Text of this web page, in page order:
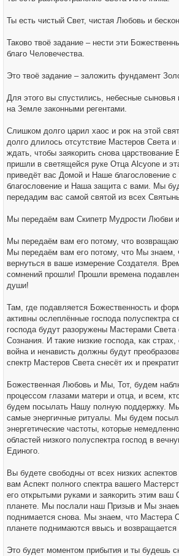
Ты есть чистый Свет, чистая Любовь и
Таково твоё задание – нести эти
благо Человечества.
Это твоё задание – заложить фундамент
Для этого вы спустились, небесные сыновья
на Земле законными регентами.
Слишком долго царил хаос и рок на этой
долго длилось отсутствие Мастеров Света
ждать, чтобы заякорить снова царствование
пришли в светящейся руке Отца Alcyone и
приведёт вас Домой и Наше благословение
благословение и Наша защита с вами. Мы
передадим вас самой святой из всех
Мы передаём вам Скипетр Мудрости Любви
Мы передаём вам его потому, что
Мы передаём вам его потому, что Мы знаем,
вернуться в ваше измерение Создателя.
сомнений прошли! Прошли времена
души!
Там, где подавляется Божественность и
активны ослеплённые господа полуспектра
господа будут разоружены Мастерами Света
Сознания. И такие низкие господа, как
война и ненависть должны будут
спектр Мастеров Света снесёт их и
Божественная Любовь и Мы, Тот, будем
процессом глазами матери и отца, и всем,
будем посылать Нашу полную поддержку.
самые энергичные ритуалы. Мы будем
энергетические частоты, которые
областей низкого полуспектра господ в
Единого.
Вы будете свободны от всех низких
вам Аспект полного спектра вашего
его открытыми руками и заякорить этим ваш
планете. Мы послали наш Призыв и Мы
поднимается снова. Мы знаем, что Мастера
планете поднимаются ввысь и
Это будет моментом прибытия и ты будешь